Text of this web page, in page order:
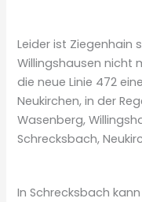
Leider ist Ziegenhain
Willingshausen nicht
die neue Linie 472
Neukirchen, in der
Wasenberg,
Schrecksbach,
In Schrecksbach